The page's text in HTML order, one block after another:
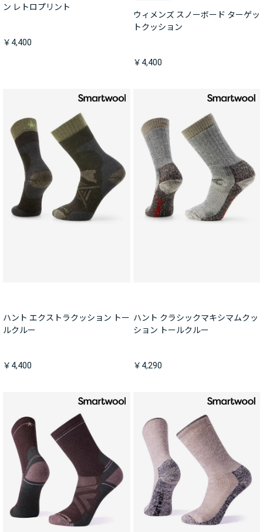
ン レトロプリント
￥4,400
ウィメンズ スノーボード ターゲッ
トクッション
￥4,400
ハント エクストラクッション トー
ルクルー
￥4,400
ハント クラシックマキシマムクッ
ション トールクルー
￥4,290